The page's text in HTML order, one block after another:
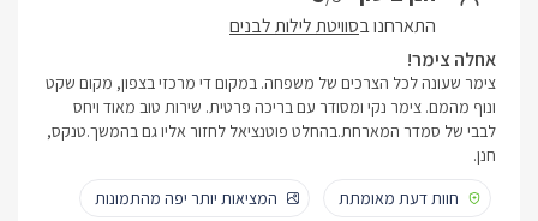
התארחנו בסוויטת לילות לבנים
אחלה צימר!
צימר שעונה לכל הצרכים של משפחה. במקום די מרכזי בצפון, מקום שקט
ונוף מהמם. צימר נקי ומסודר עם בריכה פרטית. שירות טוב מאוד ויחס
לבבי של סמדר המארחת.בהחלט פוטנציאל לחזור אליו גם בהמשך.טנקס,
חנן.
חוות דעת מאומתת
המציאות יותר יפה מהתמונות